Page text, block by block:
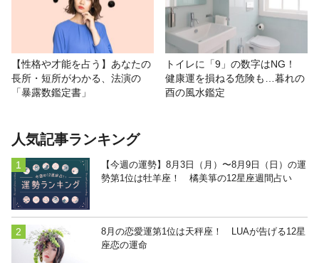
【性格や才能を占う】あなたの
長所・短所がわかる、法演の
「暴露数鑑定書」
トイレに「9」の数字はNG！
健康運を損ねる危険も…暮れの
酉の風水鑑定
人気記事ランキング
【今週の運勢】8月3日（月）〜8月9日（日）の運
勢第1位は牡羊座！ 橘美箏の12星座週間占い
8月の恋愛運第1位は天秤座！ LUAが告げる12星
座恋の運命